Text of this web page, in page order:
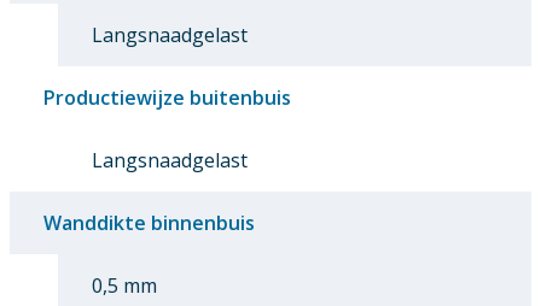
Langsnaadgelast
Productiewijze buitenbuis
Langsnaadgelast
Wanddikte binnenbuis
0,5 mm